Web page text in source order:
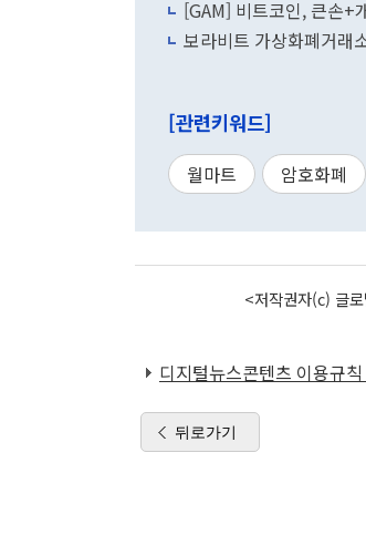
[GAM] 비트코인, 큰손+
보라비트 가상화폐거래
[관련키워드]
월마트 암호화폐
<저작권자(c) 글
디지털뉴스콘텐츠 이용규칙
뒤로가기